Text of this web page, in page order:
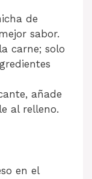
de
sabor.
carne; solo
añade
al relleno.
en el